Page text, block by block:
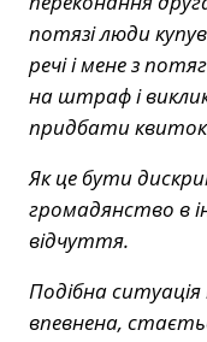
потязі люди
речі і мене з
на штраф і виклик
придбати
Як це бути
громадянство в
відчуття.
Подібна
впевнена,